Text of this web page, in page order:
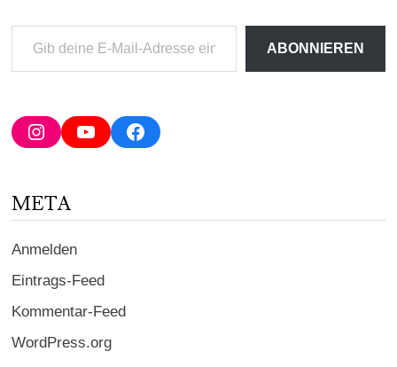
deine
Adresse
ein ...
ABONNIEREN
InstagramYouTubeFacebook
META
Anmelden
Eintrags-Feed
Kommentar-Feed
WordPress.org